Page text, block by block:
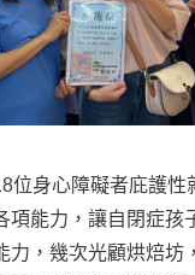
位身心障礙者庇護性
項能力，讓自閉症孩
力，幾次光顧烘焙坊